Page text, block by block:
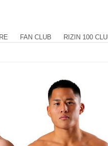
FAN CLUB RIZIN 100